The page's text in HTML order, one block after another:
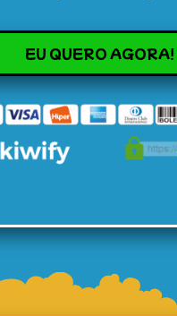
EU QUERO AGORA!